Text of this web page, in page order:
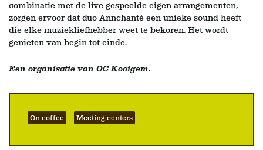
combinatie met de live gespeelde eigen arrangementen,
zorgen ervoor dat duo Annchanté een unieke sound heeft
die elke muziekliefhebber weet te bekoren. Het wordt
genieten van begin tot einde.
Een organisatie van OC Kooigem.
On coffee Meeting centers